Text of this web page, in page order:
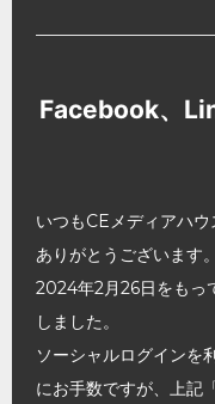
Facebook、
いつもCEメディアハ
ありがとうございます。
2024年2月26日をもっ
しました。
ソーシャルログインを
にお手数ですが、上記